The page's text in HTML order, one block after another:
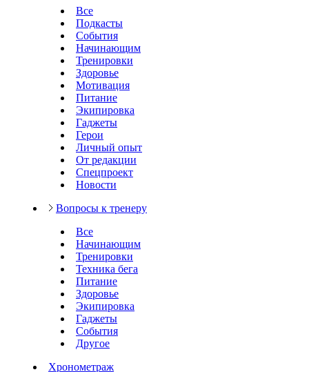
Все
Подкасты
События
Начинающим
Тренировки
Здоровье
Мотивация
Питание
Экипировка
Гаджеты
Герои
Личный опыт
От редакции
Спецпроект
Новости
Вопросы к тренеру
Все
Начинающим
Тренировки
Техника бега
Питание
Здоровье
Экипировка
Гаджеты
События
Другое
Хронометраж